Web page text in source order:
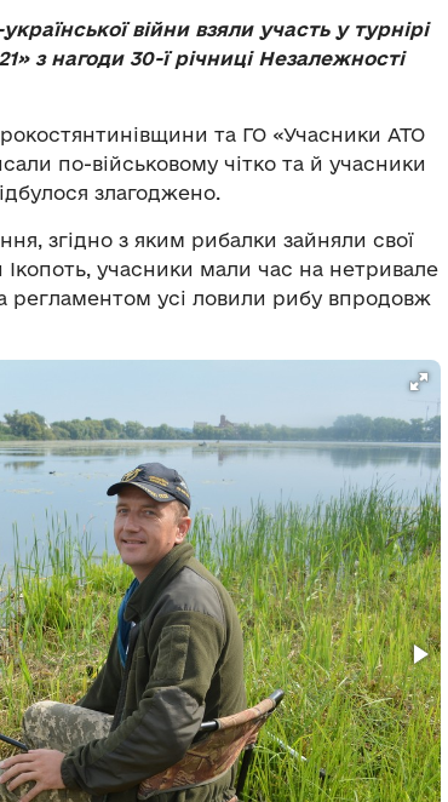
війни взяли участь у турнірі
з нагоди 30-ї річниці Незалежності
та ГО «Учасники АТО
по-військовому чітко та й учасники
злагоджено.
згідно з яким рибалки зайняли свої
учасники мали час на нетривале
регламентом усі ловили рибу впродовж